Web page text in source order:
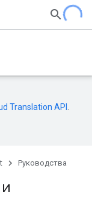
Translation API
Руководства